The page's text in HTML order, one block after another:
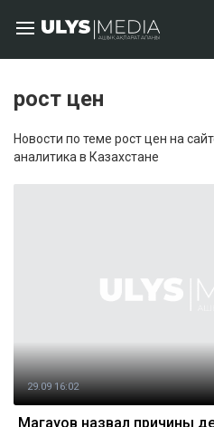
рост цен
Новости по теме рост цен на
аналитика в Казахстане
29.09 16:02
Магауов назвал причины